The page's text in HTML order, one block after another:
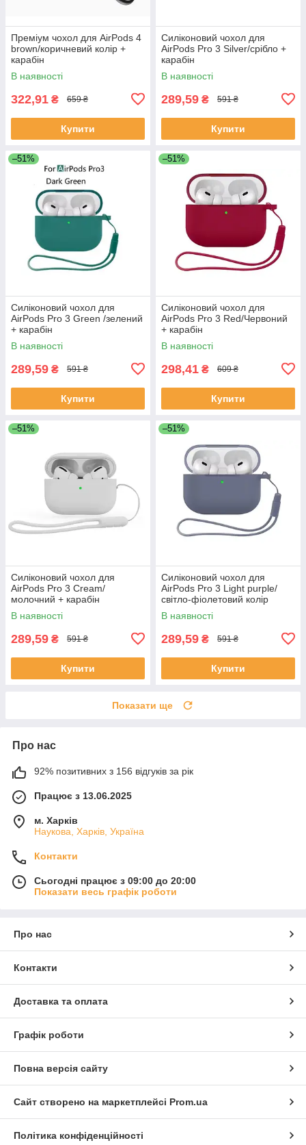
Преміум чохол для AirPods 4
brown/коричневий колір +
карабін
В наявності
322,91 ₴ 659 ₴
Купити
Силіконовий чохол для
AirPods Pro 3 Silver/срібло +
карабін
В наявності
289,59 ₴ 591 ₴
Купити
–51%
Силіконовий чохол для
AirPods Pro 3 Green /зелений
+ карабін
В наявності
289,59 ₴ 591 ₴
Купити
–51%
Силіконовий чохол для
AirPods Pro 3 Red/Червоний
+ карабін
В наявності
298,41 ₴ 609 ₴
Купити
–51%
Силіконовий чохол для
AirPods Pro 3 Cream/
молочний + карабін
В наявності
289,59 ₴ 591 ₴
Купити
–51%
Силіконовий чохол для
AirPods Pro 3 Light purple/
світло-фіолетовий колір
В наявності
289,59 ₴ 591 ₴
Купити
Показати ще
Про нас
92% позитивних з 156 відгуків за рік
Працює з 13.06.2025
м. Харків
Наукова, Харків, Україна
Контакти
Сьогодні працює з 09:00 до 20:00
Показати весь графік роботи
Про нас
Контакти
Доставка та оплата
Графік роботи
Повна версія сайту
Сайт створено на маркетплейсі Prom.ua
Політика конфіденційності